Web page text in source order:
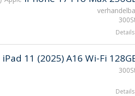
Details
iPad 11 (2025) A16 Wi-Fi
Details